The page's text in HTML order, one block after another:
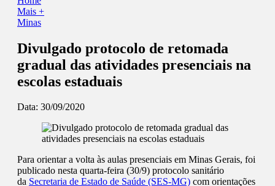
Mais +
Minas
Divulgado protocolo de retomada
gradual das atividades presenciais na
escolas estaduais
Data: 30/09/2020
Para orientar a volta às aulas presenciais em Minas Gerais, foi
publicado nesta quarta-feira (30/9) protocolo sanitário
da Secretaria de Estado de Saúde (SES-MG) com orientações